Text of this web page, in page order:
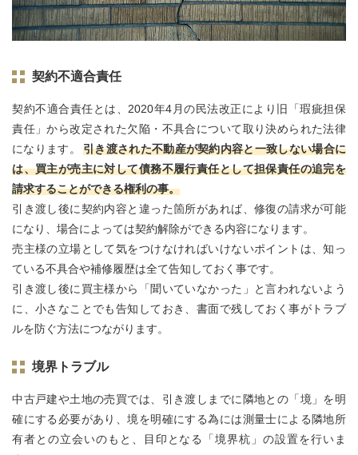
契約不適合責任
契約不適合責任とは、2020年4月の民法改正により旧「瑕疵担保
責任」から改定された欠陥・不具合について取り決められた法律
になります。
引き渡された不動産が契約内容と⼀致しない場合に
は、買主が売主に対して債務不履行責任として担保責任の追完を
請求することができる権利の事。
引き渡し後に契約内容と違った箇所があれば、修復の請求が可能
になり、場合によっては契約解除ができる内容になります。
売主様の立場として気をつけなければいけないポイントは、知っ
ている不具合や補修履歴は全て告知しておく事です。
引き渡し後に買主様から「聞いていなかった」と言われないよう
に、小さなことでも告知しておき、書面で残しておく事がトラブ
ルを防ぐ方法につながります。
境界トラブル
中古戸建や土地の売買では、引き渡しまでに隣地との「境」を明
確にする必要があり、境を明確にする為には測量士による隣地所
有者との立会いのもと、目印となる「境界杭」の設置を行いま